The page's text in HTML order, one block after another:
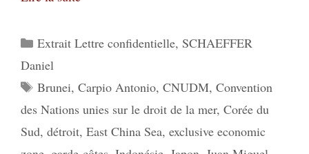
Catégories
Extrait Lettre confidentielle, SCHAEFFER
Daniel
Étiquettes
Brunei, Carpio Antonio, CNUDM, Convention
des Nations unies sur le droit de la mer, Corée du
Sud, détroit, East China Sea, exclusive economic